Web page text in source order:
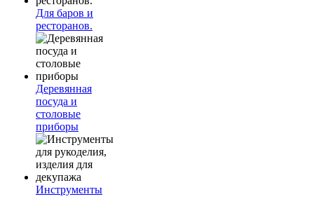
Для баров и
ресторанов.
Деревянная
посуда и
столовые
приборы
Инструменты